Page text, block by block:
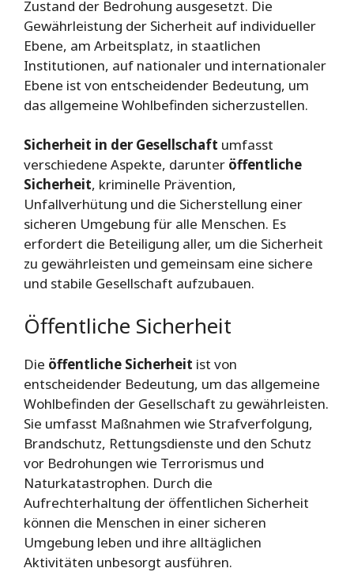
Zustand der Bedrohung ausgesetzt. Die
Gewährleistung der Sicherheit auf individueller
Ebene, am Arbeitsplatz, in staatlichen
Institutionen, auf nationaler und internationaler
Ebene ist von entscheidender Bedeutung, um
das allgemeine Wohlbefinden sicherzustellen.
Sicherheit in der Gesellschaft umfasst
verschiedene Aspekte, darunter öffentliche
Sicherheit, kriminelle Prävention,
Unfallverhütung und die Sicherstellung einer
sicheren Umgebung für alle Menschen. Es
erfordert die Beteiligung aller, um die Sicherheit
zu gewährleisten und gemeinsam eine sichere
und stabile Gesellschaft aufzubauen.
Öffentliche Sicherheit
Die öffentliche Sicherheit ist von
entscheidender Bedeutung, um das allgemeine
Wohlbefinden der Gesellschaft zu gewährleisten.
Sie umfasst Maßnahmen wie Strafverfolgung,
Brandschutz, Rettungsdienste und den Schutz
vor Bedrohungen wie Terrorismus und
Naturkatastrophen. Durch die
Aufrechterhaltung der öffentlichen Sicherheit
können die Menschen in einer sicheren
Umgebung leben und ihre alltäglichen
Aktivitäten unbesorgt ausführen.